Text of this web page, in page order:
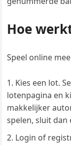
Hoe
Speel online mee
Kies een lot.
lotenpagina en
makkelijker
spelen, sluit dan
Login of